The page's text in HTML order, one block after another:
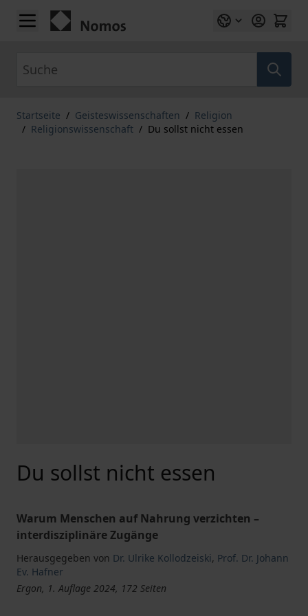
Zum Inhalt springen
Startseite / Geisteswissenschaften / Religion
/ Religionswissenschaft / Du sollst nicht essen
Du sollst nicht essen
Warum Menschen auf Nahrung verzichten –
interdisziplinäre Zugänge
Herausgegeben von Dr. Ulrike Kollodzeiski, Prof. Dr. Johann
Ev. Hafner
Ergon, 1. Auflage 2024, 172 Seiten